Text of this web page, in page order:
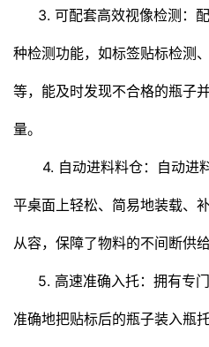
3. 可配套高效视像检测：
种检测功能，如标签贴标检测
等，能及时发现不合格的瓶子
量。
4. 自动进料料仓：自动进
平桌面上轻松、简易地装载、
从容，保障了物料的不间断供给
5. 高速准确入托：拥有专
准确地把贴标后的瓶子装入瓶